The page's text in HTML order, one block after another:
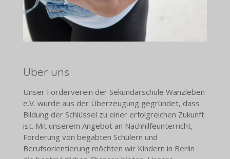
Über uns
Unser Förderverein der Sekundarschule Wanzleben
e.V. wurde aus der Überzeugung gegründet, dass
Bildung der Schlüssel zu einer erfolgreichen Zukunft
ist. Mit unserem Angebot an Nachhilfeunterricht,
Förderung von begabten Schülern und
Berufsorientierung möchten wir Kindern in Berlin